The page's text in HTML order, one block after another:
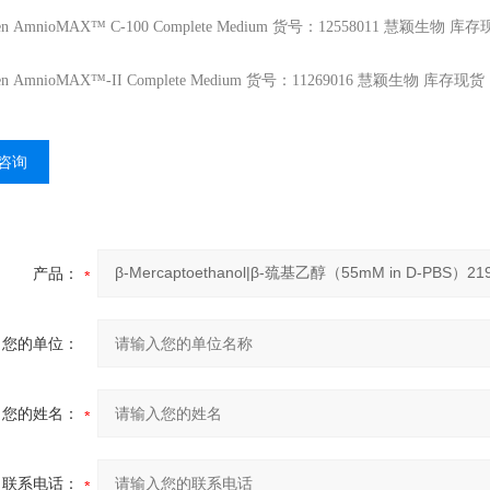
AmnioMAX™ C-100 Complete Medium 货号：12558011 慧颖生物 库存
AmnioMAX™-II Complete Medium 货号：11269016 慧颖生物 库存现货
询
产品：
您的单位：
您的姓名：
联系电话：